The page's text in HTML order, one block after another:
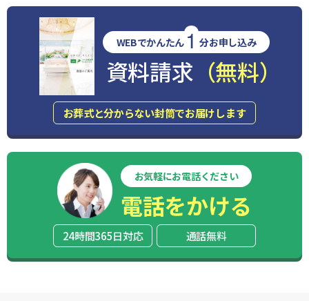
WEBでかんたん 1 分お申し込み
資料請求 （無料）
お葬式と分からない封筒でお届けします
お気軽にお電話ください
電話をかける
24時間365日対応 通話無料